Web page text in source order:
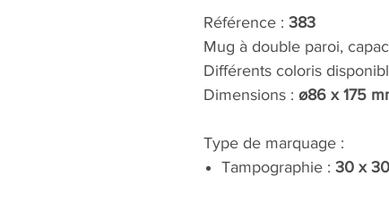
Référence : 383
Mug à double paroi,
Différents coloris
Dimensions : ø86 x 175
Type de marquage :
Tampographie : 30 x